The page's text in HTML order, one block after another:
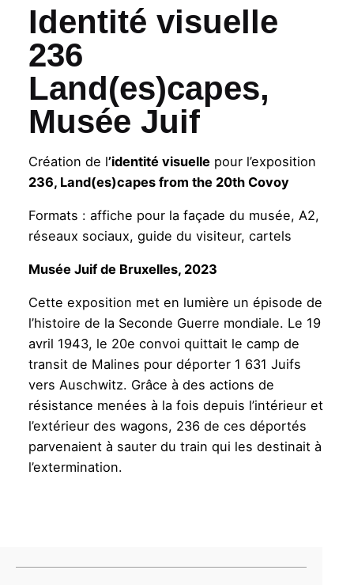
Identité visuelle
236
Land(es)capes,
Musée Juif
Création de l’identité visuelle pour l’exposition
236, Land(es)capes from the 20th Covoy
Formats : affiche pour la façade du musée, A2,
réseaux sociaux, guide du visiteur, cartels
Musée Juif de Bruxelles, 2023
Cette exposition met en lumière un épisode de
l’histoire de la Seconde Guerre mondiale. Le 19
avril 1943, le 20e convoi quittait le camp de
transit de Malines pour déporter 1 631 Juifs
vers Auschwitz. Grâce à des actions de
résistance menées à la fois depuis l’intérieur et
l’extérieur des wagons, 236 de ces déportés
parvenaient à sauter du train qui les destinait à
l’extermination.